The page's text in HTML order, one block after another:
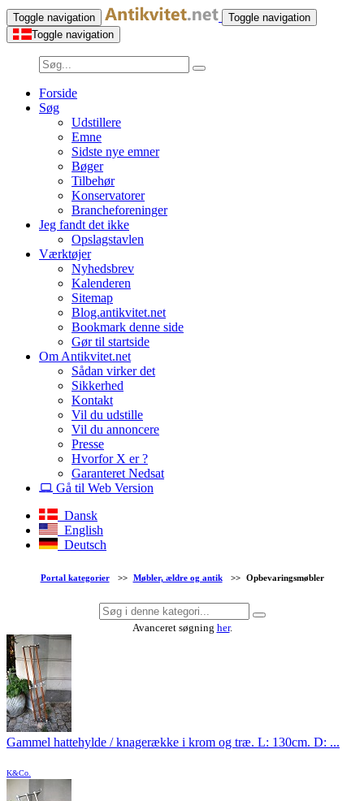
Toggle navigation
Toggle navigation
Toggle navigation
Forside
Søg
Udstillere
Emne
Sidste nye emner
Bøger
Tilbehør
Konservatorer
Brancheforeninger
Jeg fandt det ikke
Opslagstavlen
Værktøjer
Nyhedsbrev
Kalenderen
Sitemap
Blog.antikvitet.net
Bookmark denne side
Gør til startside
Om Antikvitet.net
Sådan virker det
Sikkerhed
Kontakt
Vil du udstille
Vil du annoncere
Presse
Hvorfor X er ?
Garanteret Nedsat
Gå til Web Version
Dansk
English
Deutsch
Portal kategorier >> Møbler, ældre og antik >> Opbevaringsmøbler
Avanceret søgning her.
Gammel hattehylde / knagerække i krom og træ. L: 130cm. D: ...
K&Co.